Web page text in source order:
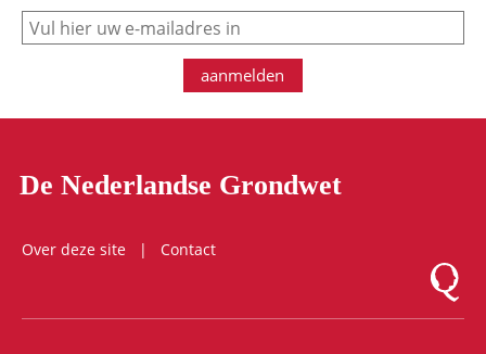
e-mail
aanmelden
De Nederlandse Grondwet
Over deze site
Contact
Logo